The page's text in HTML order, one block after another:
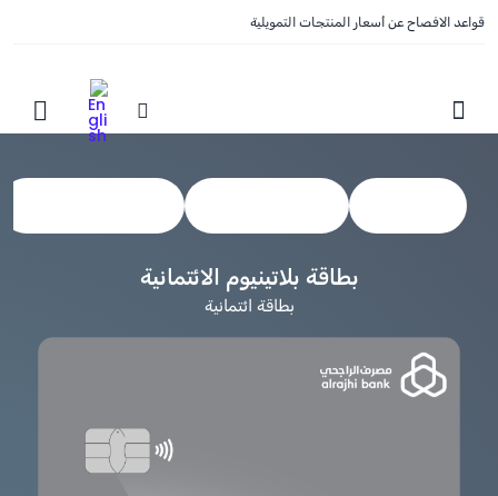
قواعد الافصاح عن أسعار المنتجات التمويلية
Show Menu
بطاقة بلاتينيوم الائتمانية
بطاقة ائتمانية